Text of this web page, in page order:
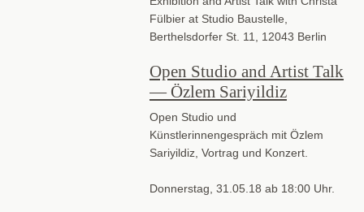
Fülbier at Studio Baustelle,
Berthelsdorfer St. 11, 12043 Berlin
Open Studio and Artist Talk
— Özlem Sariyildiz
Open Studio und
Künstlerinnengespräch mit Özlem
Sariyildiz, Vortrag und Konzert.
Donnerstag, 31.05.18 ab 18:00 Uhr.